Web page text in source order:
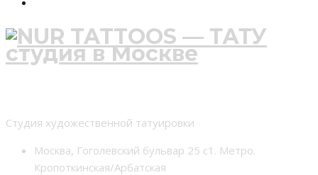
Студия художественной татуировки
Москва, Гоголевский бульвар 25 с1. Метро.
Кропоткинская/Арбатская